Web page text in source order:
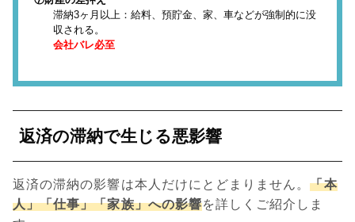
滞納3ヶ月以上：給料、預貯金、家、車などが強制的に没
収される。
会社バレ必至
返済の滞納で生じる悪影響
返済の滞納の影響は本人だけにとどまりません。「本
人」「仕事」「家族」への影響を詳しくご紹介しま